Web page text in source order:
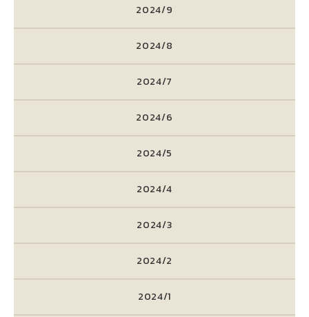
2024/9
2024/8
2024/7
2024/6
2024/5
2024/4
2024/3
2024/2
2024/1